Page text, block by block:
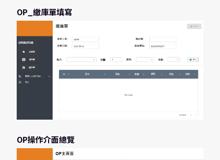
OP_繳庫單填寫
OP操作介面總覽